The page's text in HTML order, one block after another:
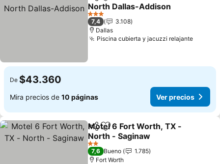
North Dallas-Addison
Ver precios
3 Estrellas
7,4
3.108
Dallas
Piscina cubierta y jacuzzi relajanteVer
De $43.360
Mira precios de 10 páginas Ver precios
CompartirAgregar a favoritos
Motel 6 Fort Worth, TX -
North - Saginaw
Ver precios
2 Estrellas
7,6 Bueno
1.785
Fort Worth